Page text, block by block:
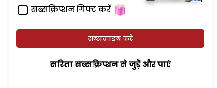
सब्सक्रिप्शन गिफ्ट करें
सब्सक्राइब करें
सरिता सब्सक्रिप्शन से जुड़ेें और पाएं